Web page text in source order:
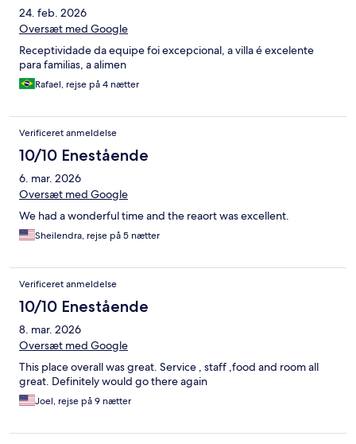
24. feb. 2026
Oversæt med Google
Receptividade da equipe foi excepcional, a villa é excelente
para familias, a alimen
Rafael, rejse på 4 nætter
Verificeret anmeldelse
10/10 Enestående
6. mar. 2026
Oversæt med Google
We had a wonderful time and the reaort was excellent.
Sheilendra, rejse på 5 nætter
Verificeret anmeldelse
10/10 Enestående
8. mar. 2026
Oversæt med Google
This place overall was great. Service , staff ,food and room all
great. Definitely would go there again
Joel, rejse på 9 nætter